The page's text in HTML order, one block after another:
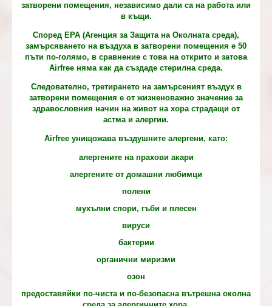
затворени помещения, независимо дали са на работа или
в къщи.
Според ЕРА (Агенция за Защита на Околната среда),
замърсяването на въздуха в затворени помещения е 50
пъти по-голямо, в сравнение с това на открито и затова
Airfree няма как да създаде стерилна среда.
Следователно, третирането на замърсеният въздух в
затворени помещения е от жизненоважно значение за
здравословния начин на живот на хора страдащи от
астма и алергии.
Airfree унищожава въздушните алергени, като:
алергените на прахови акари
алергените от домашни любимци
полени
мухълни спори, гъби и плесен
вируси
бактерии
органични миризми
озон
предоставяйки по-чиста и по-безопасна вътрешна околна